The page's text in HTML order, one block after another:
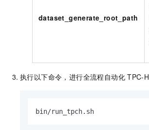
dataset_generate_root_path
执行以下命令，进行全流程自动化 TPC-H
bin/run_tpch.sh